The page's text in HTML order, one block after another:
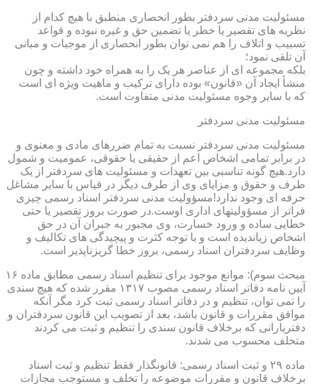
مسئولیت مدنی سردفتر بطور انحصاری منطبق با هیچ کدام از
نظریه های تقصیر یا خطر یا تضمین حق و غیره نبوده و قواعد
تسبیب و اتلاف را هم نمی توان بطور انحصاری از موجبات و مبانی
آن تلقی نمود؛
بلکه مجموعه ای از عناصر هر یک را به همراه خود داشته و چون
منشأ ایجاد آن «قانون» بوده دارای ترکیب و ماهیت ویژه ای است
که با سایر وجوه مسئولیت مدنی متفاوت است.
مسئولیت مدنی سردفتر
مسئولیت مدنی سردفتر نسبت به تمام ضررهای مادی و معنوی و
در برابر تمامی اشخاص اعم از حقیقی یا حقوقی، عمومیت و شمول
دارد.هیچ گونه تناسبی بین تعهدات و مسئولیت های سردفتر از یک
طرف و حقوق و مزایای وی از طرف دیگر در قیاس با سایر مشاغل
حرفه ای وجود ندارد!مسؤولیت مدنی سردفتر اسناد رسمی چیزی
فراتر از مسؤولیتهای اداری اوست.در صورت بروز تقصیر یا حتی
خطایی ساده و ورود خسارت، وی مجبور به جبران آن در حق
اشخاص زیاندیده است و با توجه کثرت و پیچیدگی های تکالیف و
وظایف سردفتران اسناد رسمی، بروز خطا گریزناپذیر است.
مبحث سوم): موانع موجود برای تنظیم اسناد رسمی مطابق ماده ۱۶
آیین نامه دفاتر اسناد رسمی مصوب ۱۳۱۷ مقرر شده که هیچ سندی
را نمی توان، تنظیم و در دفاتر اسناد رسمی ثبت کرد مگر آنکه
موافق مقررات و قانون باشد، بعد از تصویب این قانون سردفتران و
دفتریارانی که برخلاف قانون سندی را تنظیم و ثبت می کردند
متخلف محسوب می شدند.
ماده ۲۹ و ثبت اسناد رسمی: قانونگذار فقط تنظیم و ثبت اسناد
برخلاف قانون و مقررات موضوعه را تخلف و مستوجب مجازات